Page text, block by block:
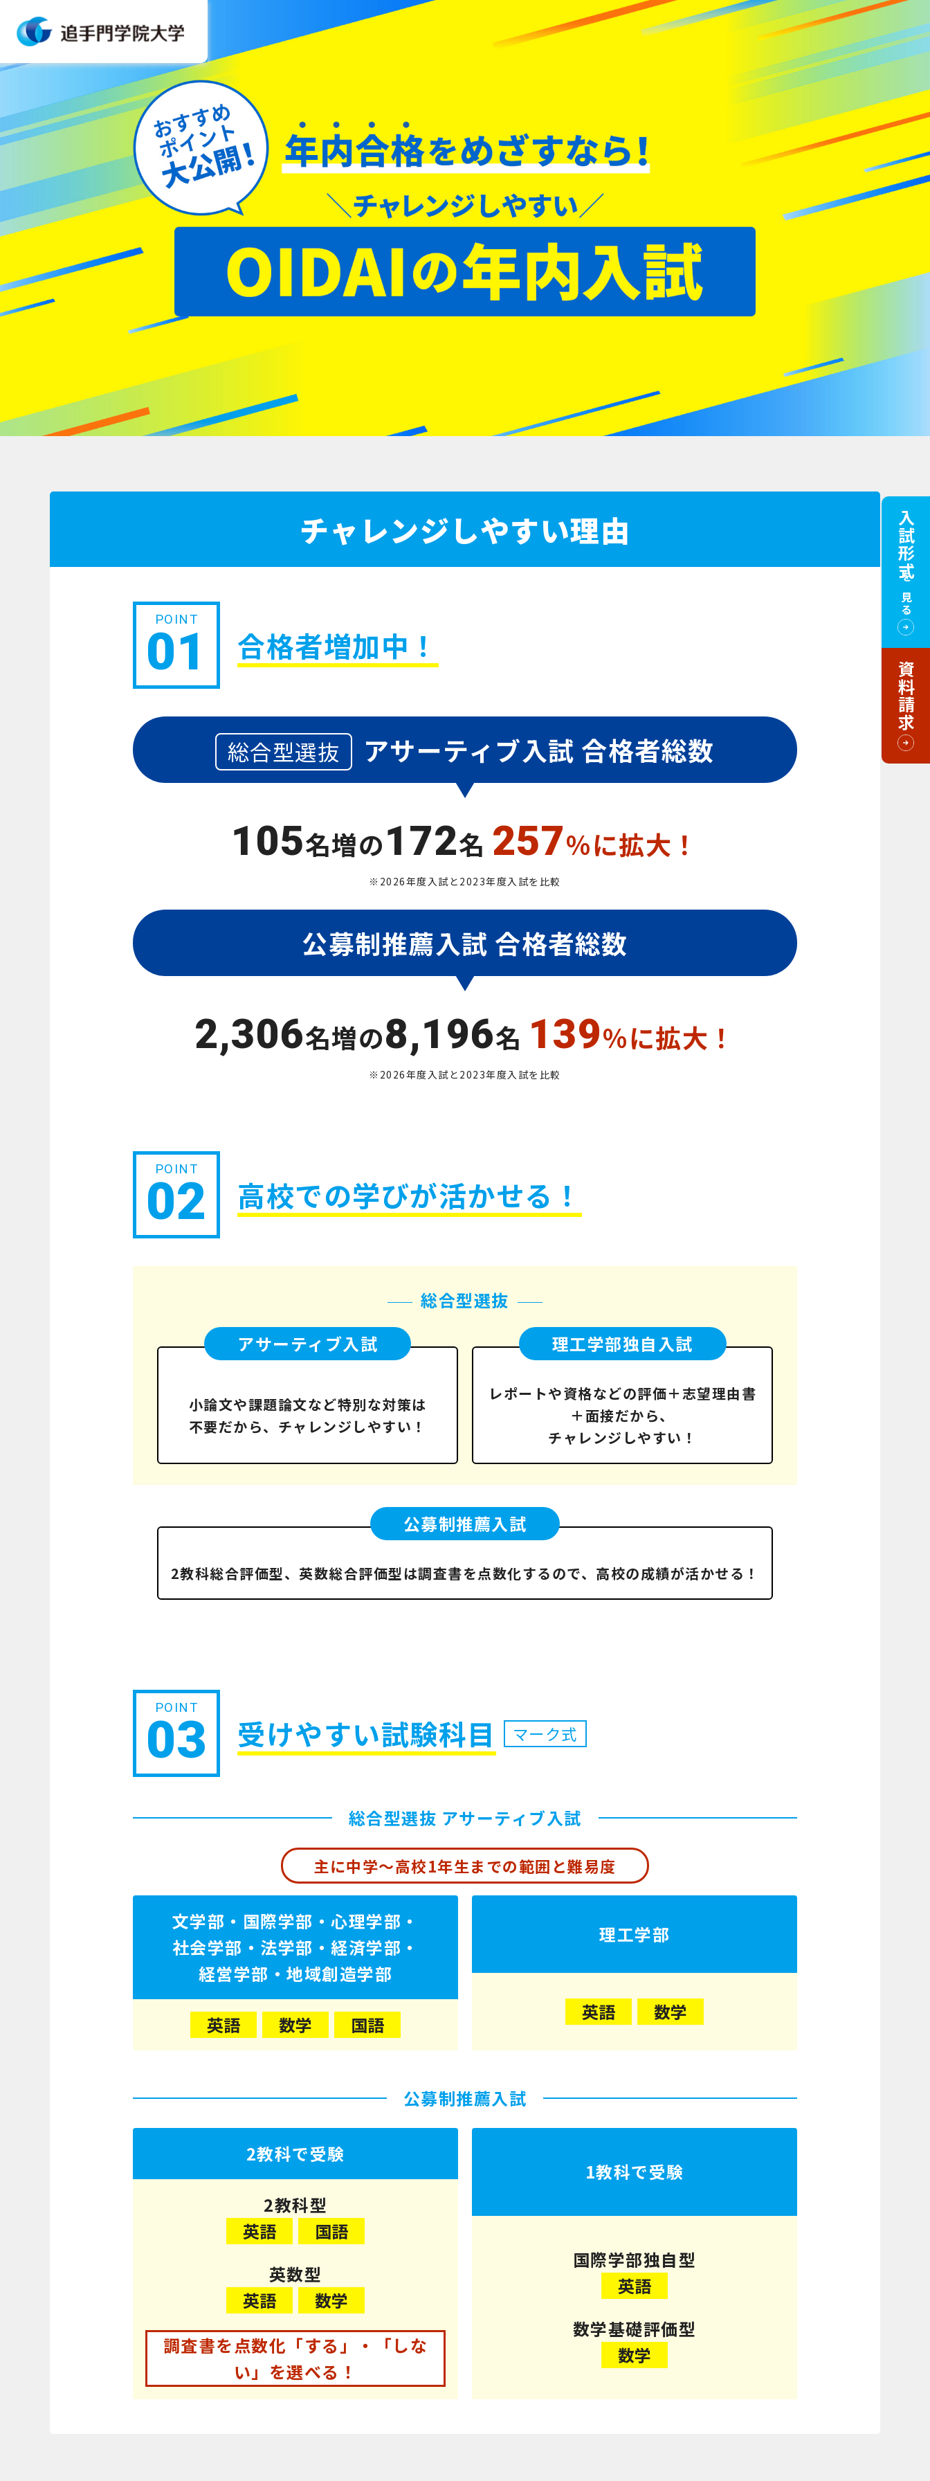
入試形式
を見る
資料請求
チャレンジしやすい理由
01 合格者増加中！
総合型選抜 アサーティブ入試 合格者総数
105名増の172名 257％に拡大！
※2026年度入試と2023年度入試を比較
公募制推薦入試 合格者総数
2,306名増の8,196名 139％に拡大！
※2026年度入試と2023年度入試を比較
02 高校での学びが活かせる！
総合型選抜
アサーティブ入試
小論文や課題論文など特別な対策は
不要だから、 チャレンジしやすい！
理工学部独自入試
レポートや資格などの評価＋志望理由書
＋面接だから、
チャレンジしやすい！
公募制推薦入試
2教科総合評価型、英数総合評価型は調査書を点数化するので、 高校の成績が活かせる！
03 受けやすい試験科目 マーク式
総合型選抜 アサーティブ入試
主に中学～高校1年生までの範囲と難易度
文学部・国際学部・心理学部・
社会学部・法学部・経済学部・
経営学部・地域創造学部
英語 数学 国語
理工学部
英語 数学
公募制推薦入試
2教科で受験
2教科型
英語
国語
英数型
英語
数学
調査書を点数化「する」・「しな
い」を選べる！
1教科で受験
国際学部独自型
英語
数学基礎評価型
数学